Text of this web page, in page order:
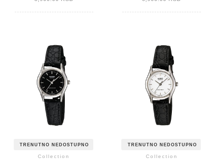
TRENUTNO NEDOSTUPNO
Collection
TRENUTNO NEDOSTUPNO
Collection